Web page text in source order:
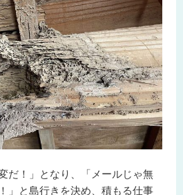
だ！」となり、「メールじゃ無
」と島行きを決め、積もる仕事